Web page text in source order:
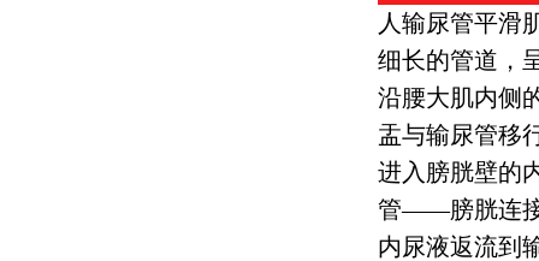
人输尿管平滑
细长的管道，
沿腰大肌内侧
盂与输尿管移
进入膀胱壁的
管——膀胱连接
内尿液返流到